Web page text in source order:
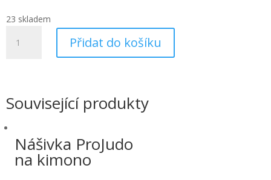
23 skladem
Přidat do košíku
Související produkty
Nášivka ProJudo
na kimono